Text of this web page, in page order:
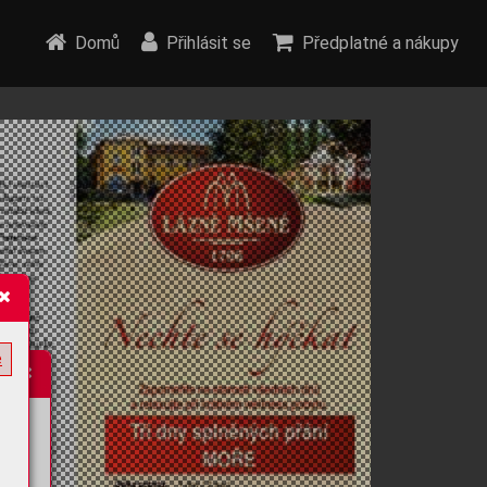
Domů Přihlásit se Předplatné a nákupy